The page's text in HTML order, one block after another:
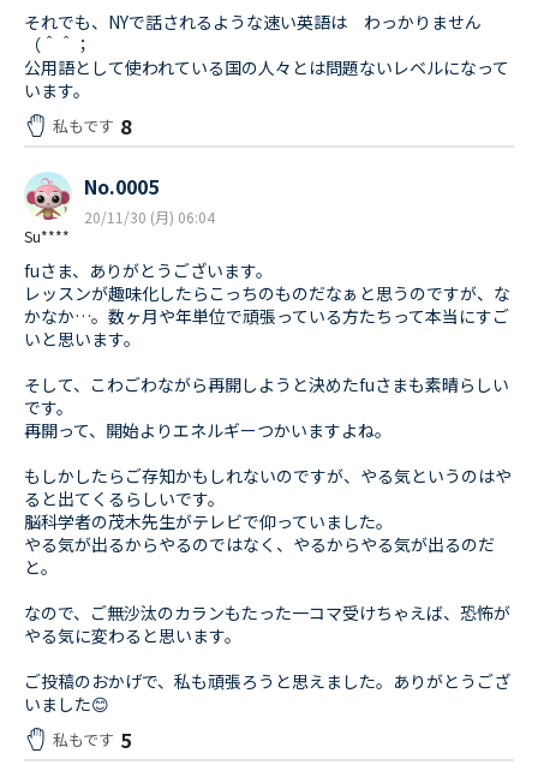
それでも、NYで話されるような速い英語は わっかりません
（＾＾；
公用語として使われている国の人々とは問題ないレベルになって
います。
私もです 8
Su****
No.0005
20/11/30 (月) 06:04
fuさま、ありがとうございます。
レッスンが趣味化したらこっちのものだなぁと思うのですが、な
かなか…。数ヶ月や年単位で頑張っている方たちって本当にすご
いと思います。
そして、こわごわながら再開しようと決めたfuさまも素晴らしい
です。
再開って、開始よりエネルギーつかいますよね。
もしかしたらご存知かもしれないのですが、やる気というのはや
ると出てくるらしいです。
脳科学者の茂木先生がテレビで仰っていました。
やる気が出るからやるのではなく、やるからやる気が出るのだ
と。
なので、ご無沙汰のカランもたった一コマ受けちゃえば、恐怖が
やる気に変わると思います。
ご投稿のおかげで、私も頑張ろうと思えました。ありがとうござ
いました😊
私もです 5